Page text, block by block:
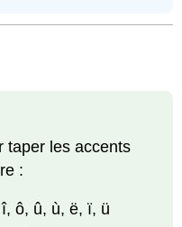
taper les accents
:
ô, û, ù, ë, ï, ü